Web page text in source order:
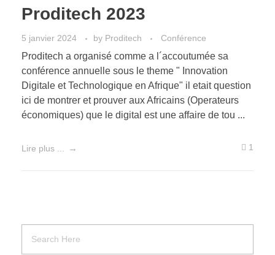
Proditech 2023
5 janvier 2024 by Proditech Conférence
Proditech a organisé comme a l´accoutumée sa
conférence annuelle sous le theme " Innovation
Digitale et Technologique en Afrique" il etait question
ici de montrer et prouver aux Africains (Operateurs
économiques) que le digital est une affaire de tou ...
Lire plus ... 1